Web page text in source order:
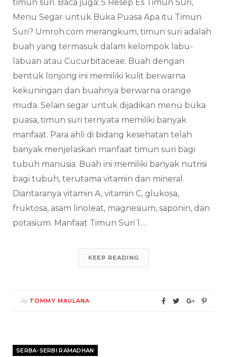
timun suri. Baca juga: 5 Resep Es Timun Suri,
Menu Segar untuk Buka Puasa Apa itu Timun
Suri? Umroh.com merangkum, timun suri adalah
buah yang termasuk dalam kelompok labu-
labuan atau Cucurbitaceae. Buah dengan
bentuk lonjong ini memiliki kulit berwarna
kekuningan dan buahnya berwarna orange
muda. Selain segar untuk dijadikan menu buka
puasa, timun suri ternyata memiliki banyak
manfaat. Para ahli di bidang kesehatan telah
banyak menjelaskan manfaat timun suri bagi
tubuh manusia. Buah ini memiliki banyak nutrisi
bagi tubuh, terutama vitamin dan mineral.
Diantaranya vitamin A, vitamin C, glukosa,
fruktosa, asam linoleat, magnesium, saponin, dan
potasium. Manfaat Timun Suri 1.…
KEEP READING
By TOMMY MAULANA
SERBA-SERBI RAMADHAN